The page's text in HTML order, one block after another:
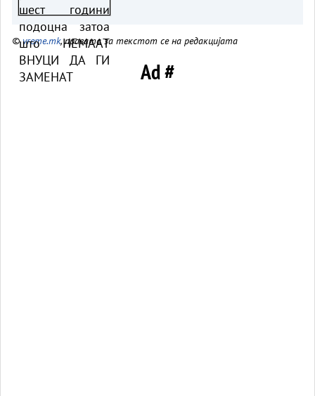
©vreme.mk, правата за текстот се на редакцијата
Ad #